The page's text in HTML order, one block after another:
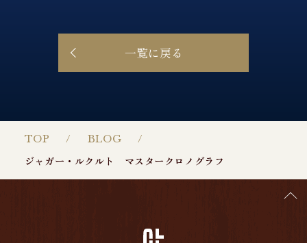
TOP
BLOG
ジャガー・ルクルト マスタークロノグラフ
一覧に戻る